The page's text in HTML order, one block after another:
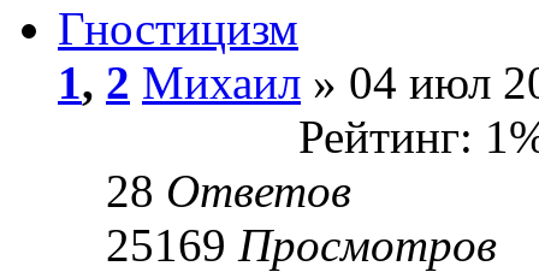
Гностицизм
1, 2 Михаил » 04 июл
Рейтинг:
28 Ответов
25169 Просмотров